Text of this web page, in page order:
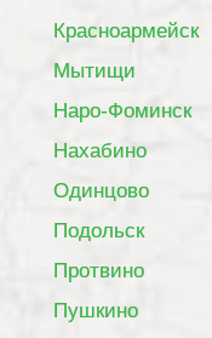
Красноармейск
Мытищи
Наро-Фоминск
Нахабино
Одинцово
Подольск
Протвино
Пушкино